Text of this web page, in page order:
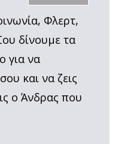
Φλερτ,
δίνουμε τα
για να
και να ζεις
ο Άνδρας που